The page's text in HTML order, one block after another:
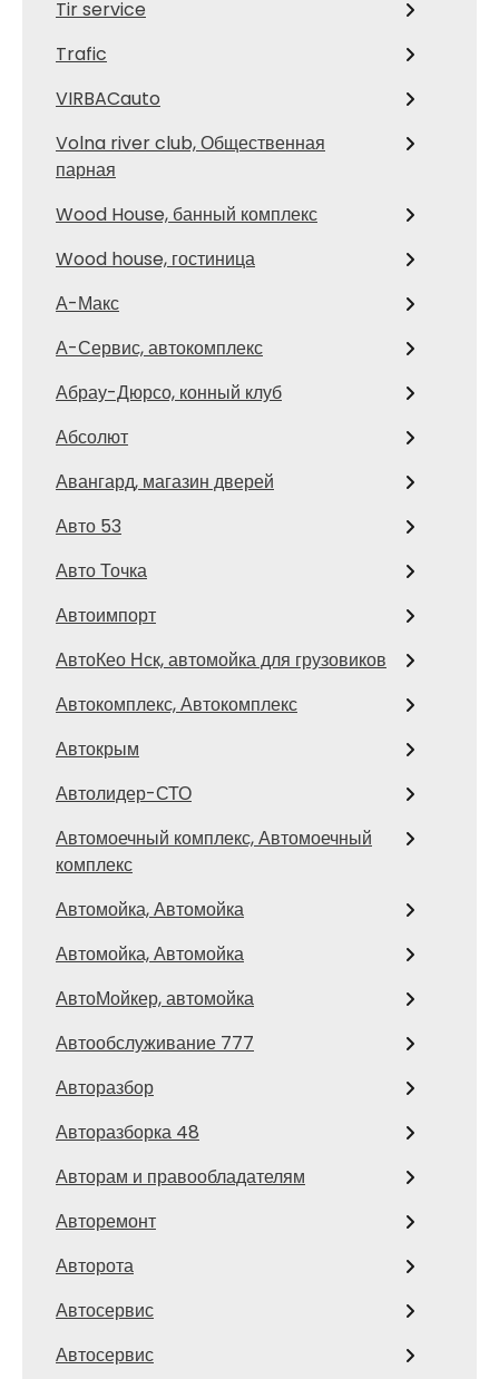
Tir service
Trafic
VIRBACauto
Volna river club, Общественная
парная
Wood House, банный комплекс
Wood house, гостиница
А-Макс
А-Сервис, автокомплекс
Абрау-Дюрсо, конный клуб
Абсолют
Авангард, магазин дверей
Авто 53
Авто Точка
Автоимпорт
АвтоКео Нск, автомойка для грузовиков
Автокомплекс, Автокомплекс
Автокрым
Автолидер-СТО
Автомоечный комплекс, Автомоечный
комплекс
Автомойка, Автомойка
Автомойка, Автомойка
АвтоМойкер, автомойка
Автообслуживание 777
Авторазбор
Авторазборка 48
Авторам и правообладателям
Авторемонт
Авторота
Автосервис
Автосервис